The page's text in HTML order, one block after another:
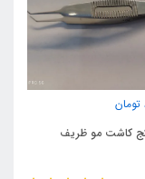
تومان
کاشت مو ظریف